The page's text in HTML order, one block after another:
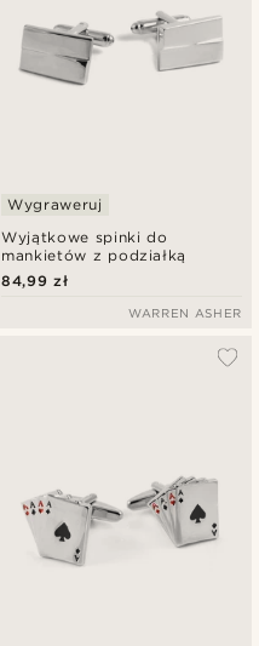
Wyjątkowe spinki do
mankietów z podziałką
Wygraweruj
84,99 zł
WARREN ASHER